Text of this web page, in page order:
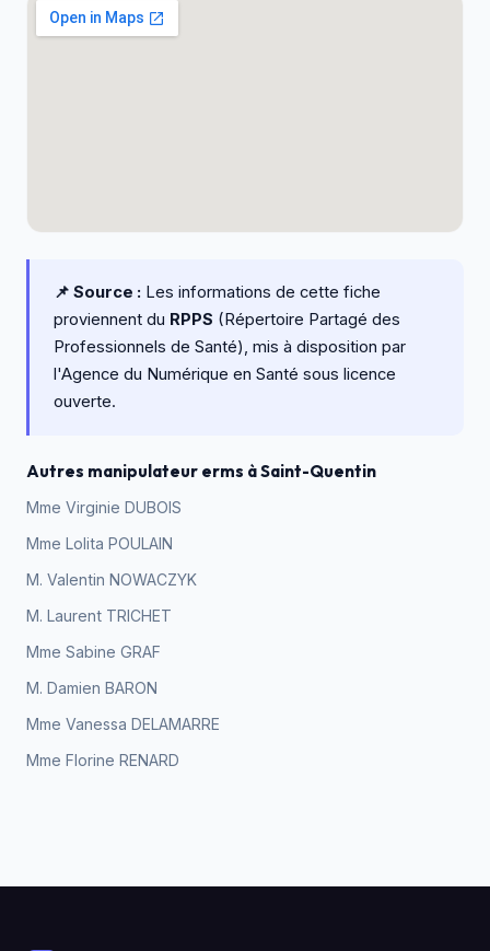
📌 Source : Les informations de cette fiche
proviennent du RPPS (Répertoire Partagé des
Professionnels de Santé), mis à disposition par
l'Agence du Numérique en Santé sous licence
ouverte.
Autres manipulateur erms à Saint-Quentin
Mme Virginie DUBOIS
Mme Lolita POULAIN
M. Valentin NOWACZYK
M. Laurent TRICHET
Mme Sabine GRAF
M. Damien BARON
Mme Vanessa DELAMARRE
Mme Florine RENARD